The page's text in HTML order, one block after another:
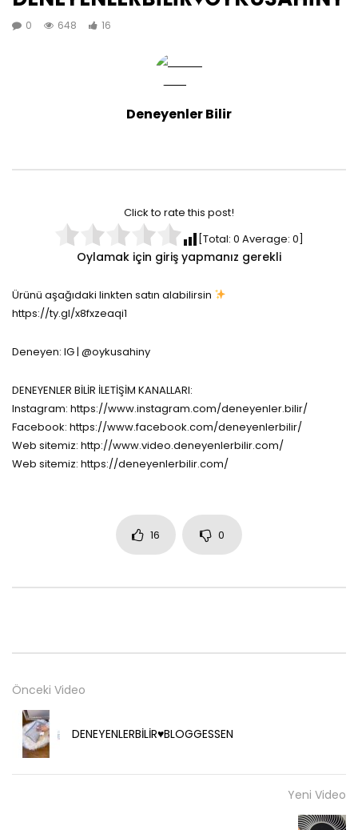
0 648 16
Deneyenler Bilir
Click to rate this post!
[Total: 0 Average: 0]
Oylamak için giriş yapmanız gerekli
Ürünü aşağıdaki linkten satın alabilirsin
https://ty.gl/x8fxzeaqi1
Deneyen: IG | @oykusahiny
DENEYENLER BİLİR İLETİŞİM KANALLARI:
Instagram: https://www.instagram.com/deneyenler.bilir/
Facebook: https://www.facebook.com/deneyenlerbilir/
Web sitemiz: http://www.video.deneyenlerbilir.com/
Web sitemiz: https://deneyenlerbilir.com/
16 0
Önceki Video
DENEYENLERBİLİR♥️BLOGGESSEN
Yeni Video